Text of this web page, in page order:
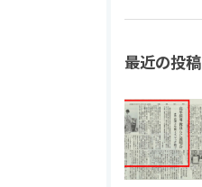
最近の投稿